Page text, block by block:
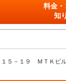
料金
知
１５－１９ ＭＴＫビ